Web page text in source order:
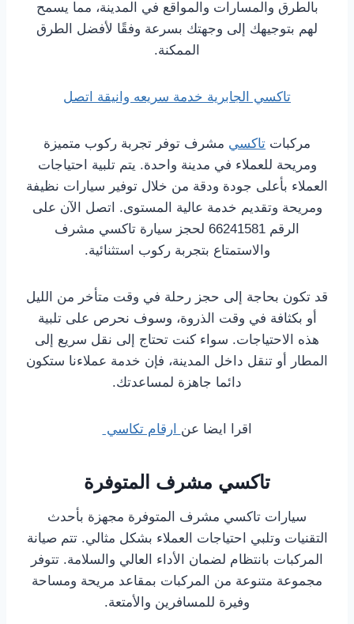
بالطرق والمسارات والمواقع في المدينة، مما يسمح
لهم بتوجيهك إلى وجهتك بسرعة وفقًا لأفضل الطرق
الممكنة.
تاكسي الجابرية خدمة سريعه وانيقة اتصل
مركبات تاكسي مشرف توفر تجربة ركوب متميزة
ومريحة للعملاء في مدينة واحدة. يتم تلبية احتياجات
العملاء بأعلى جودة ودقة من خلال توفير سيارات نظيفة
ومريحة وتقديم خدمة عالية المستوى. اتصل الآن على
الرقم 66241581 لحجز سيارة تاكسي مشرف
والاستمتاع بتجربة ركوب استثنائية.
قد تكون بحاجة إلى حجز رحلة في وقت متأخر من الليل
أو بكثافة في وقت الذروة، وسوف نحرص على تلبية
هذه الاحتياجات. سواء كنت تحتاج إلى نقل سريع إلى
المطار أو تنقل داخل المدينة، فإن خدمة عملاءنا ستكون
دائما جاهزة لمساعدتك.
اقرا ايضا عن ارقام تكاسي
تاكسي مشرف المتوفرة
سيارات تاكسي مشرف المتوفرة مجهزة بأحدث
التقنيات وتلبي احتياجات العملاء بشكل مثالي. تتم صيانة
المركبات بانتظام لضمان الأداء العالي والسلامة. تتوفر
مجموعة متنوعة من المركبات بمقاعد مريحة ومساحة
وفيرة للمسافرين والأمتعة.